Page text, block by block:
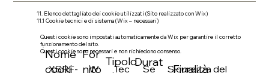
11. Elenco dettagliato dei cookie utilizzati (Sito realizzato con Wix)
11.1 Cookie tecnici e di sistema (Wix – necessari)
Questi cookie sono impostati automaticamente da Wix per garantire il corretto
funzionamento del sito.
Questi cookie sono necessari e non richiedono consenso.
XSRF-
W
Tec
Se
Sicurezza del
Nome
cooki
For
nito
TipoloDurat
Finalità